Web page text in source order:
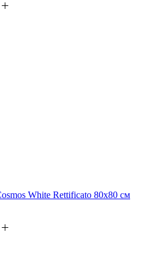
White Rettificato 80x80 см